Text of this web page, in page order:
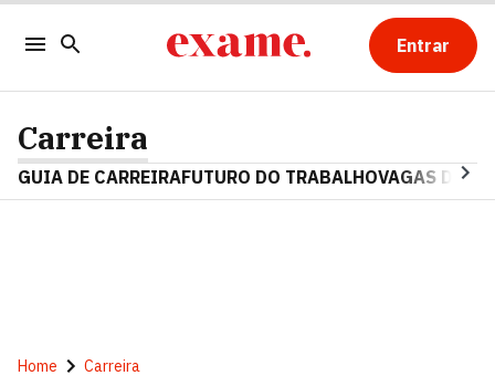
Entrar
Carreira
GUIA DE CARREIRAFUTURO DO TRABALHOVAGAS DE
Home Carreira